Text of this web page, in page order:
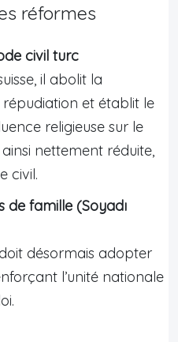
réformes
civil turc
il abolit la
et établit le
religieuse sur le
nettement réduite,
civil.
de famille (Soyadı
désormais adopter
l’unité nationale